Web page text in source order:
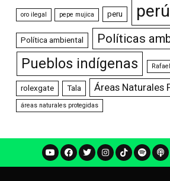
oro ilegal pepe mujica peru perú
Política ambiental Políticas
Pueblos indígenas
rolexgate Tala Áreas Naturales
áreas naturales protegidas